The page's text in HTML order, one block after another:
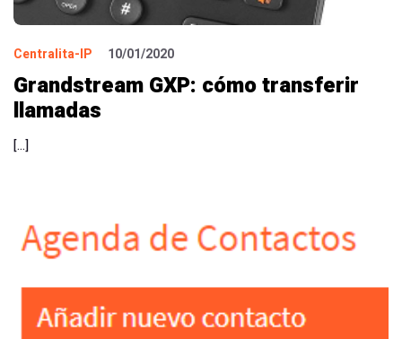
Centralita-IP 10/01/2020
Grandstream GXP: cómo transferir
llamadas
[…]